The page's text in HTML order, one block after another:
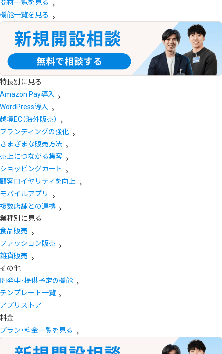
商材一覧を見る
機能一覧を見る
特長別に見る
Amazon Pay導入
WordPress導入
越境EC（海外販売）
ブランディングの強化
さまざまな販売方法
売上につながる集客
ショッピングカート
顧客ロイヤリティを向上
モバイルアプリ
複数店舗との連携
業種別に見る
食品販売
ファッション販売
雑貨販売
その他
開発中・提供予定の機能
テンプレート一覧
アプリストア
料金
プラン・料金一覧を見る